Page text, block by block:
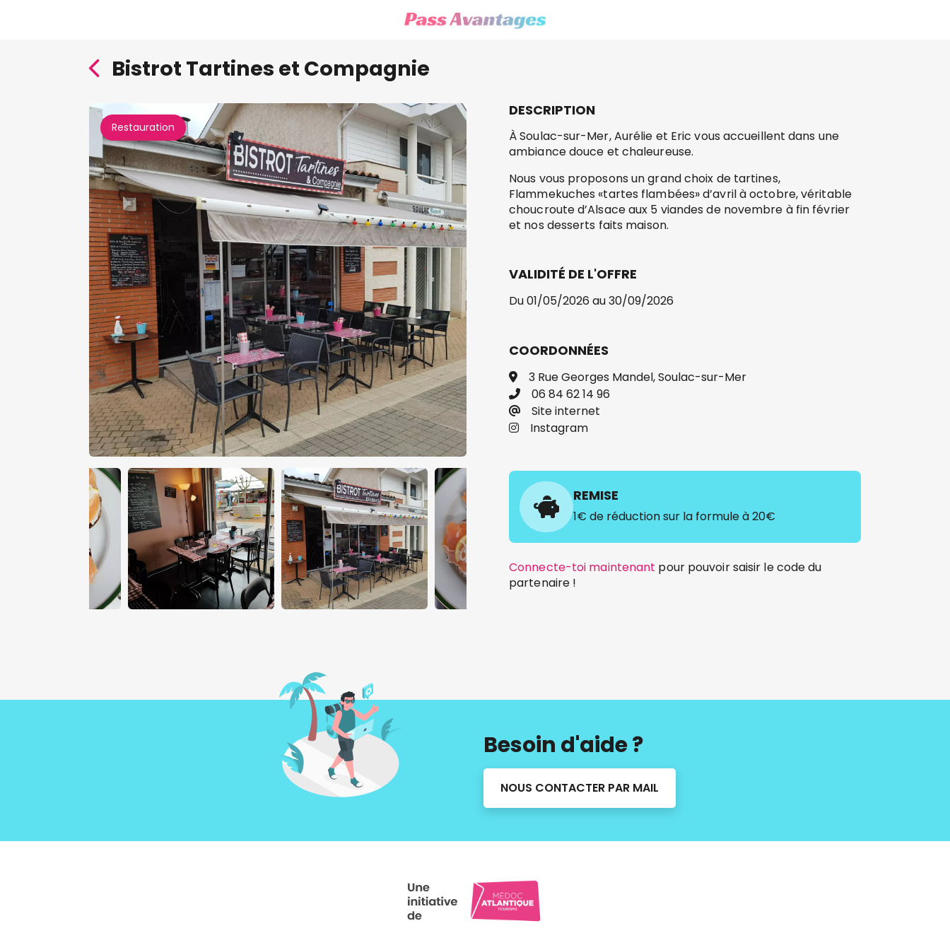
Bistrot Tartines et Compagnie
Restauration
DESCRIPTION
À Soulac-sur-Mer, Aurélie et Eric vous accueillent dans une
ambiance douce et chaleureuse.
Nous vous proposons un grand choix de tartines,
Flammekuches «tartes flambées» d’avril à octobre, véritable
choucroute d’Alsace aux 5 viandes de novembre à fin février
et nos desserts faits maison.
VALIDITÉ DE L'OFFRE
Du 01/05/2026 au 30/09/2026
COORDONNÉES
3 Rue Georges Mandel, Soulac-sur-Mer
06 84 62 14 96
Site internet
Instagram
REMISE
1€ de réduction sur la formule à 20€
Connecte-toi maintenant pour pouvoir saisir le code du
partenaire !
Besoin d'aide ?
NOUS CONTACTER PAR MAIL